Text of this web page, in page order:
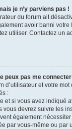
je n’y parviens pas !
du forum ait
avoir banni votre
utiliser. Contactez un
peux pas me connecter
d’utilisateur et votre mot
:
et si vous avez indiqué
vous devrez suivre les
également
par vous-même ou par